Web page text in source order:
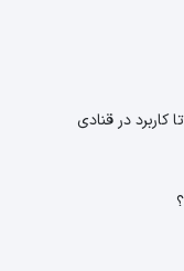
در قنادی